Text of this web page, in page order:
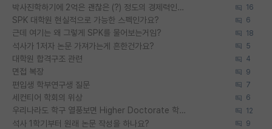
박사진학하기에 2억은 괜찮은 (?) 정도의 경제력인가요 16
SPK 대학원 현실적으로 가능한 스펙인가요? 6
근데 여기는 왜 그렇게 SPK를 물어보는거임? 18
석사가 1저자 논문 가져가는게 흔한건가요? 5
대학원 합격구조 관련 4
면접 복장 9
편입생 학부연구생 질문 7
세컨티어 학회의 위상 6
우리나라도 학구 열풍보면 Higher Doctorate 학위가 필요하다고 봅니다. 12
석사 1학기부터 원래 논문 작성을 하나요? 9